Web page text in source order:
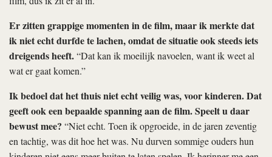
Er zitten grappige momenten in de film, maar ik merkte dat
ik niet echt durfde te lachen, omdat de situatie ook steeds iets
dreigends heeft.“Dat kan ik moeilijk navoelen, want ik weet al
wat er gaat komen.”
Ik bedoel dat het thuis niet echt veilig was, voor kinderen. Dat
geeft ook een bepaalde spanning aan de film. Speelt u daar
bewust mee? “Niet echt. Toen ik opgroeide, in de jaren zeventig
en tachtig, was dit hoe het was. Nu durven sommige ouders hun